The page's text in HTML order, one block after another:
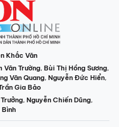
Khắc Văn
Văn Trường, Bùi Thị Hồng Sương,
Văn Quang, Nguyễn Đức Hiển,
Gia Bảo
, Nguyễn Chiến Dũng,
Bình